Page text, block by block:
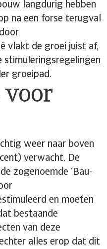
langdurig hebben
na een forse terugval
vlakt de groei juist af,
stimuleringsregelingen
groeipad.
voor
weer naar boven
verwacht. De
zogenoemde ‘Bau-
en moeten
bestaande
van deze
alles erop dat dit